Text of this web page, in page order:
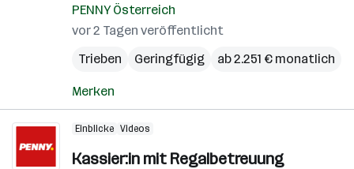
PENNY Österreich
vor 2 Tagen veröffentlicht
Trieben
Geringfügig ab 2.251 € monatlich
Merken
Einblicke Videos
Kassier:in mit Regalbetreuung